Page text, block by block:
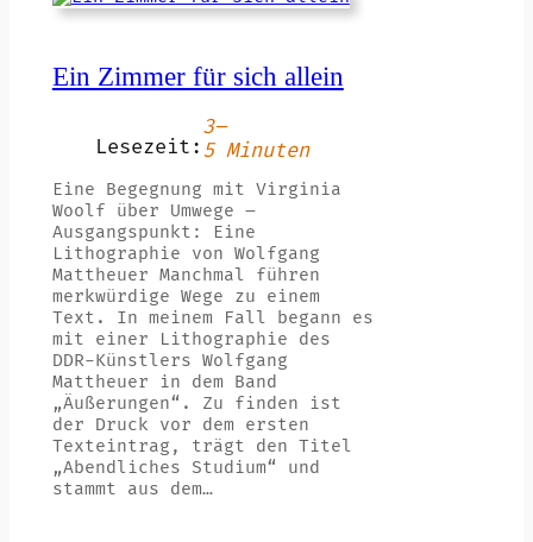
Ein Zimmer für sich allein
Lesezeit:
3–
5 Minuten
Eine Begegnung mit Virginia
Woolf über Umwege –
Ausgangspunkt: Eine
Lithographie von Wolfgang
Mattheuer Manchmal führen
merkwürdige Wege zu einem
Text. In meinem Fall begann es
mit einer Lithographie des
DDR-Künstlers Wolfgang
Mattheuer in dem Band
„Äußerungen“. Zu finden ist
der Druck vor dem ersten
Texteintrag, trägt den Titel
„Abendliches Studium“ und
stammt aus dem…